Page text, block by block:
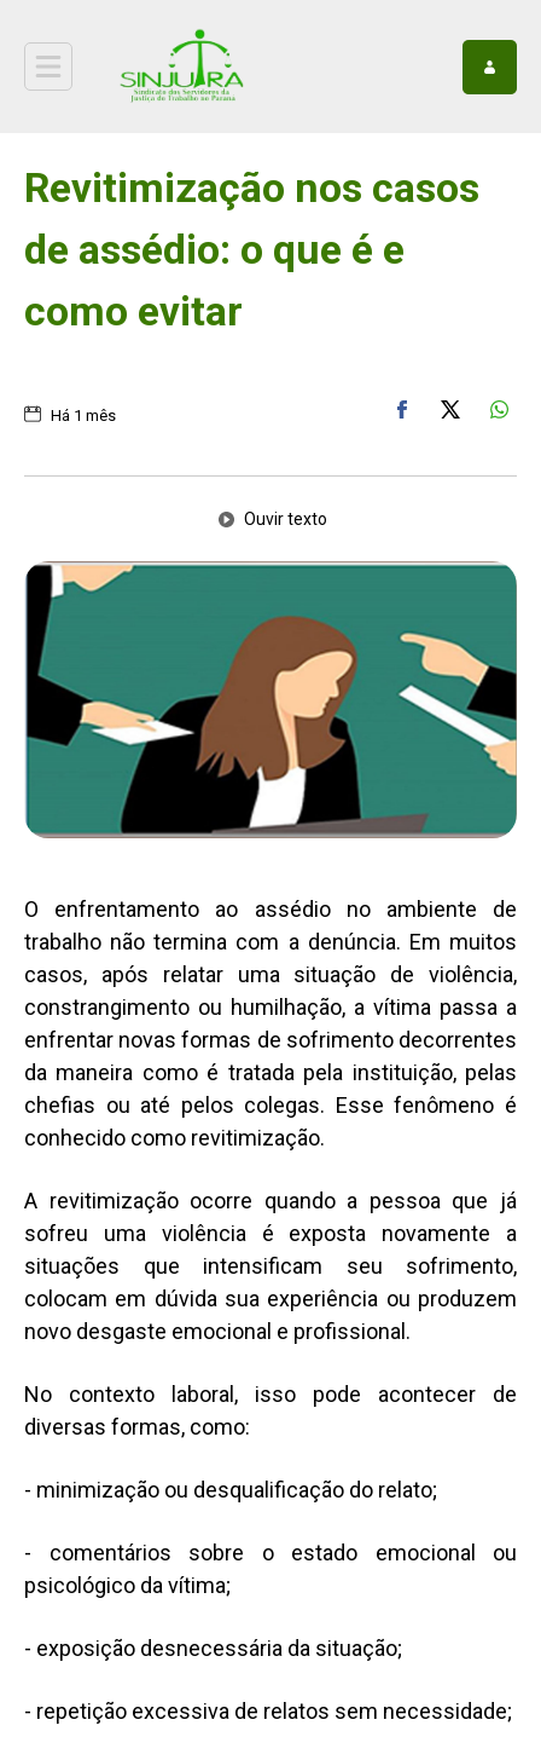
Revitimização nos casos
de assédio: o que é e
como evitar
Há 1 mês
Ouvir texto
O enfrentamento ao assédio no ambiente de
trabalho não termina com a denúncia. Em muitos
casos, após relatar uma situação de violência,
constrangimento ou humilhação, a vítima passa a
enfrentar novas formas de sofrimento decorrentes
da maneira como é tratada pela instituição, pelas
chefias ou até pelos colegas. Esse fenômeno é
conhecido como revitimização.
A revitimização ocorre quando a pessoa que já
sofreu uma violência é exposta novamente a
situações que intensificam seu sofrimento,
colocam em dúvida sua experiência ou produzem
novo desgaste emocional e profissional.
No contexto laboral, isso pode acontecer de
diversas formas, como:
- minimização ou desqualificação do relato;
- comentários sobre o estado emocional ou
psicológico da vítima;
- exposição desnecessária da situação;
- repetição excessiva de relatos sem necessidade;